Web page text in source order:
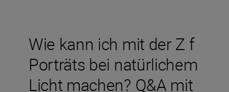
Wie kann ich mit der Z f
Porträts bei natürlichem
Licht machen? Q&A mit